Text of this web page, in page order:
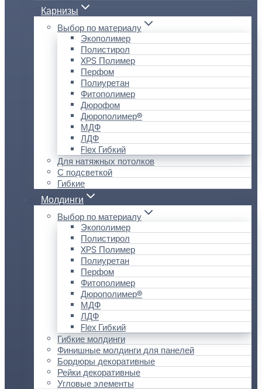
Карнизы
Выбор по материалу
Экополимер
Полистирол
XPS Полимер
Перфом
Полиуретан
Фитополимер
Дюрофом
Дюрополимер®
МДФ
ЛДФ
Flex Гибкий
Для натяжных потолков
С подсветкой
Гибкие
Молдинги
Выбор по материалу
Экополимер
Полистирол
XPS Полимер
Полиуретан
Перфом
Фитополимер
Дюрополимер®
МДФ
ЛДФ
Flex Гибкий
Гибкие молдинги
Финишные молдинги для панелей
Бордюры декоративные
Рейки декоративные
Угловые элементы